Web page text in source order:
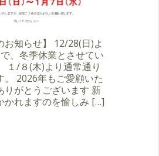
お知らせ】 12/28(日)よ
、冬季休業とさせてい
１/８(木)より通常通り
。 2026年もご愛顧いた
りがとうございます 新
かれますのを愉しみ […]